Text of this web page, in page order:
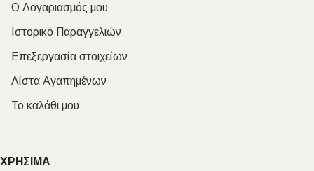
Ο Λογαριασμός μου
Ιστορικό Παραγγελιών
Επεξεργασία στοιχείων
Λίστα Αγαπημένων
Το καλάθι μου
ΧΡΗΣΙΜΑ